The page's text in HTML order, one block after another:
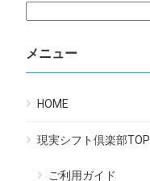
メニュー
HOME
現実シフト倶楽部TOP
ご利用ガイド